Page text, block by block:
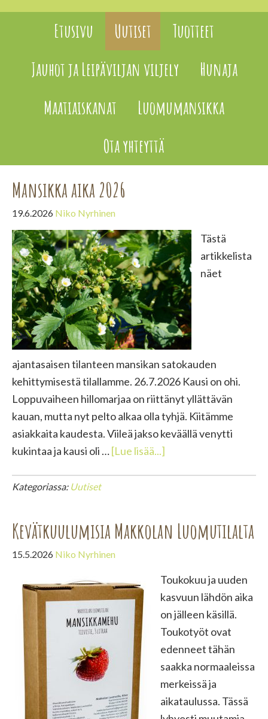
Etusivu Uutiset
Tuotteet
Jauhot ja Leipäviljan viljely
Hunaja
Maatiaiskanat
Luomumansikka
Ota yhteyttä
Mansikka aika 2026
19.6.2026 Niko Nyrhinen
Tästä
artikkelista
näet
ajantasaisen tilanteen mansikan satokauden
kehittymisestä tilallamme. 26.7.2026 Kausi on ohi.
Loppuvaiheen hillomarjaa on riittänyt yllättävän
kauan, mutta nyt pelto alkaa olla tyhjä. Kiitämme
asiakkaita kaudesta. Viileä jakso keväällä venytti
kukintaa ja kausi oli …[Lue lisää...]
Kategoriassa: Uutiset
Kevätkuulumisia Makkolan Luomutilalta
15.5.2026 Niko Nyrhinen
Toukokuu ja uuden
kasvuun lähdön aika
on jälleen käsillä.
Toukotyöt ovat
edenneet tähän
saakka normaaleissa
merkeissä ja
aikataulussa. Tässä